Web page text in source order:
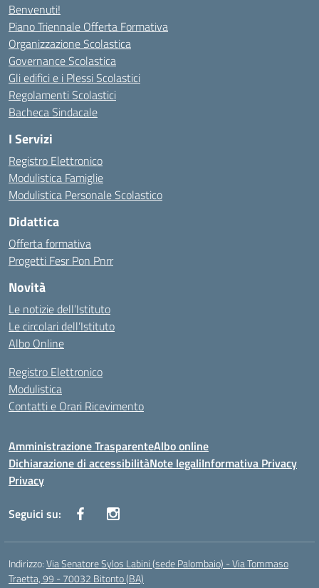
Benvenuti!
Piano Triennale Offerta Formativa
Organizzazione Scolastica
Governance Scolastica
Gli edifici e i Plessi Scolastici
Regolamenti Scolastici
Bacheca Sindacale
I Servizi
Registro Elettronico
Modulistica Famiglie
Modulistica Personale Scolastico
Didattica
Offerta formativa
Progetti Fesr Pon Pnrr
Novità
Le notizie dell’Istituto
Le circolari dell’Istituto
Albo Online
Registro Elettronico
Modulistica
Contatti e Orari Ricevimento
Amministrazione TrasparenteAlbo online
Dichiarazione di accessibilitàNote legaliInformativa Privacy
Privacy
Seguici su:
Indirizzo:Via Senatore Sylos Labini (sede Palombaio) - Via Tommaso
Traetta, 99 - 70032 Bitonto (BA)